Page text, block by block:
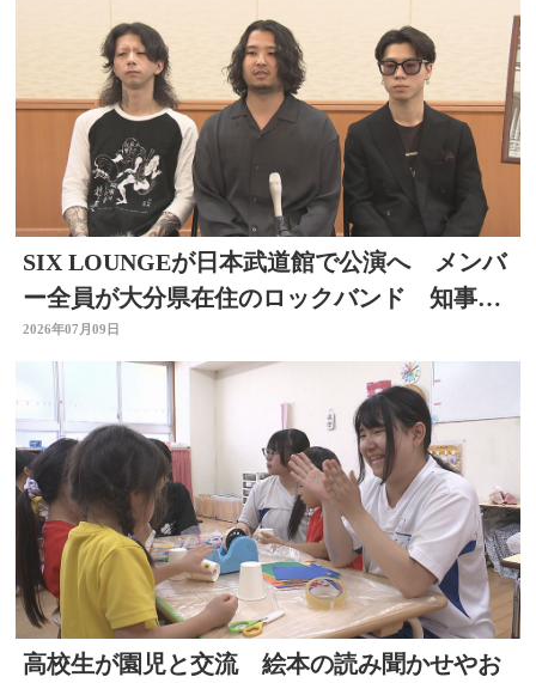
SIX LOUNGEが日本武道館で公演へ メンバ
ー全員が大分県在住のロックバンド 知事を
表敬
2026年07月09日
高校生が園児と交流 絵本の読み聞かせやお